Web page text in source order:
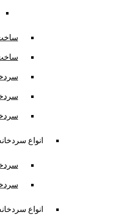
انواع
انواع